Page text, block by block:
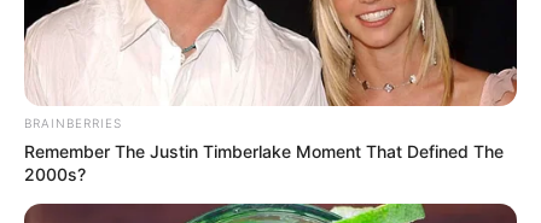
TEMAS RELACIONADOS
OUTLETS
MANTÉNGASE EN ALERTA
BRAINBERRIES
Remember The Justin Timberlake Moment That Defined The
2000s?